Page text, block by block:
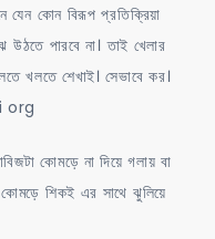
যেন কোন বিরূপ প্রতিক্রিয়া
পারবে না। তাই খেলার
খলতে শেখাই। সেভাবে কর।
org
কোমড়ে না দিয়ে গলায় বা
কোমড়ে শিকই এর সাথে ঝুলিয়ে